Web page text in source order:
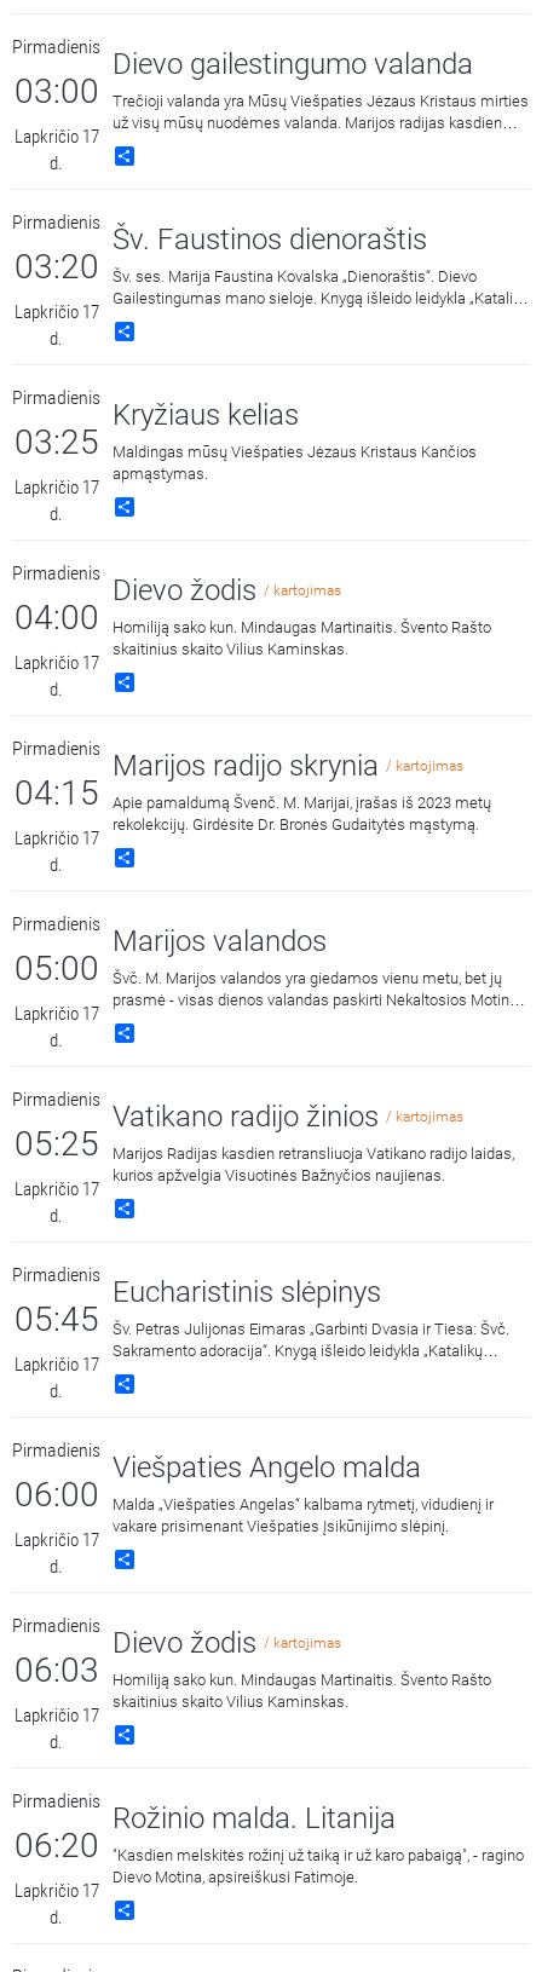
Pirmadienis
03:00
Lapkričio 17
d.
Dievo gailestingumo valanda
Trečioji valanda yra Mūsų Viešpaties Jėzaus Kristaus mirties
už visų mūsų nuodėmes valanda. Marijos radijas kasdien
15:00 ir 3:00 kviečia melstis drauge kalbant Dievo
Gailestingumo vainikėlį ir litaniją bei pasiklausyti ištraukų iš
gerbiamas Gailestingojo Jėzaus paveikslas, nutapytas pagal
šv. Faustinos regėjimus.
Pirmadienis
03:20
Lapkričio 17
d.
Šv. Faustinos dienoraštis
Šv. ses. Marija Faustina Kovalska „Dienoraštis“. Dievo
Gailestingumas mano sieloje. Knygą išleido leidykla „Katalikų
pasaulio leidiniai“, 2014 m.
Pirmadienis
03:25
Lapkričio 17
d.
Kryžiaus kelias
Maldingas mūsų Viešpaties Jėzaus Kristaus Kančios
apmąstymas.
Pirmadienis
04:00
Lapkričio 17
d.
Dievo žodis / kartojimas
Homiliją sako kun. Mindaugas Martinaitis. Švento Rašto
skaitinius skaito Vilius Kaminskas.
Pirmadienis
04:15
Lapkričio 17
d.
Marijos radijo skrynia / kartojimas
Apie pamaldumą Švenč. M. Marijai, įrašas iš 2023 metų
Pirmadienis
05:00
Lapkričio 17
d.
Marijos valandos
Švč. M. Marijos valandos yra giedamos vienu metu, bet jų
prasmė - visas dienos valandas paskirti Nekaltosios Motinos
šlovei.
Pirmadienis
05:25
Lapkričio 17
d.
Vatikano radijo žinios / kartojimas
Marijos Radijas kasdien retransliuoja Vatikano radijo laidas,
kurios apžvelgia Visuotinės Bažnyčios naujienas.
Pirmadienis
05:45
Lapkričio 17
d.
Eucharistinis slėpinys
Šv. Petras Julijonas Eimaras „Garbinti Dvasia ir Tiesa: Švč.
Sakramento adoracija“. Knygą išleido leidykla „Katalikų
pasaulio leidiniai“ 2018 metais. Skaito Vilius Kaminskas.
Pirmadienis
06:00
Lapkričio 17
d.
Viešpaties Angelo malda
Malda „Viešpaties Angelas“ kalbama rytmetį, vidudienį ir
vakare prisimenant Viešpaties Įsikūnijimo slėpinį.
Pirmadienis
06:03
Lapkričio 17
d.
Dievo žodis / kartojimas
Homiliją sako kun. Mindaugas Martinaitis. Švento Rašto
skaitinius skaito Vilius Kaminskas.
Pirmadienis
06:20
Lapkričio 17
d.
Rožinio malda. Litanija
"Kasdien melskitės rožinį už taiką ir už karo pabaigą", - ragino
Dievo Motina, apsireiškusi Fatimoje.